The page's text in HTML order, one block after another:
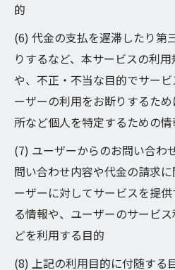
的
(6) 代金の支払を遅滞したり第
りするなど、本サービスの利
や、不正・不当な目的でサー
ーザーの利用をお断りするた
所など個人を特定するための
(7) ユーザーからのお問い合わ
問い合わせ内容や代金の請求
ーザーに対してサービスを提
る情報や、ユーザーのサービ
どを利用する目的
(8) 上記の利用目的に付随する